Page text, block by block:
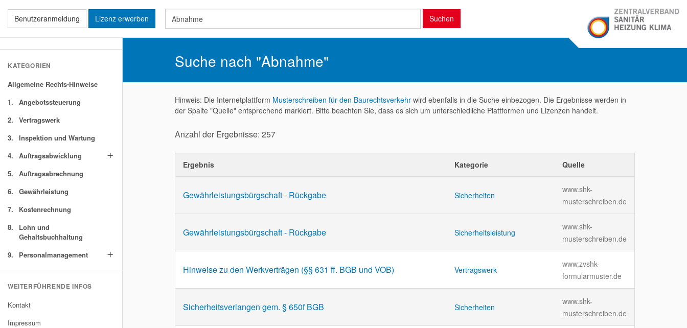
Benutzeranmeldung Lizenz erwerben Suchen
KATEGORIEN
Allgemeine Rechts-Hinweise
1.
Angebotssteuerung
2.
Vertragswerk
3.
Inspektion und Wartung
4.
Auftragsabwicklung add
5.
Auftragsabrechnung
6.
Gewährleistung
7.
Kostenrechnung
8.
Lohn und
Gehaltsbuchhaltung
9.
Personalmanagement add
WEITERFÜHRENDE INFOS
Kontakt
Impressum
Suche nach "Abnahme"
Hinweis: Die Internetplattform Musterschreiben für den Baurechtsverkehr wird ebenfalls in die Suche einbezogen. Die Ergebnisse werden in
der Spalte "Quelle" entsprechend markiert. Bitte beachten Sie, dass es sich um unterschiedliche Plattformen und Lizenzen handelt.
Anzahl der Ergebnisse: 257
Ergebnis Kategorie Quelle
Gewährleistungsbürgschaft - Rückgabe Sicherheiten
www.shk-
musterschreiben.de
Gewährleistungsbürgschaft - Rückgabe Sicherheitsleistung
www.shk-
musterschreiben.de
Hinweise zu den Werkverträgen (§§ 631 ff. BGB und VOB) Vertragswerk
www.zvshk-
formularmuster.de
Sicherheitsverlangen gem. § 650f BGB Sicherheiten
www.shk-
musterschreiben.de